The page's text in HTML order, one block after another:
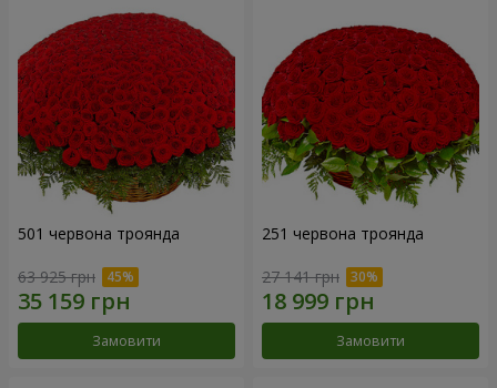
501 червона троянда
63 925 грн
Замовити
251 червона троянда
27 141 грн
Замовити